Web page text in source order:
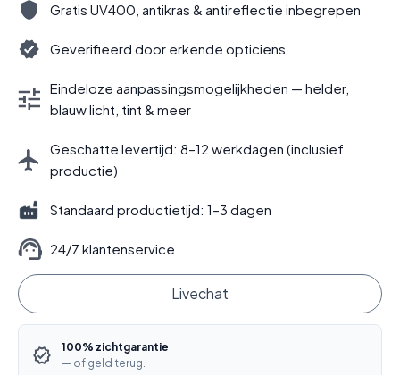
Gratis UV400, antikras & antireflectie inbegrepen
Geverifieerd door erkende opticiens
Eindeloze aanpassingsmogelijkheden — helder,
blauw licht, tint & meer
Geschatte levertijd: 8–12 werkdagen (inclusief
productie)
Standaard productietijd: 1–3 dagen
24/7 klantenservice
Livechat
100% zichtgarantie
— of geld terug.